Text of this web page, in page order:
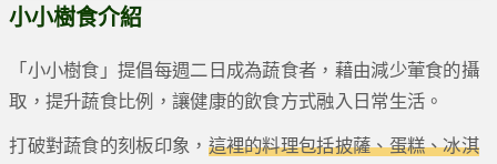
小小樹食介紹
「小小樹食」提倡每週二日成為蔬食者，藉由減少葷食的攝
取，提升蔬食比例，讓健康的飲食方式融入日常生活。
打破對蔬食的刻板印象， 這裡的料理包括披薩、蛋糕、冰淇